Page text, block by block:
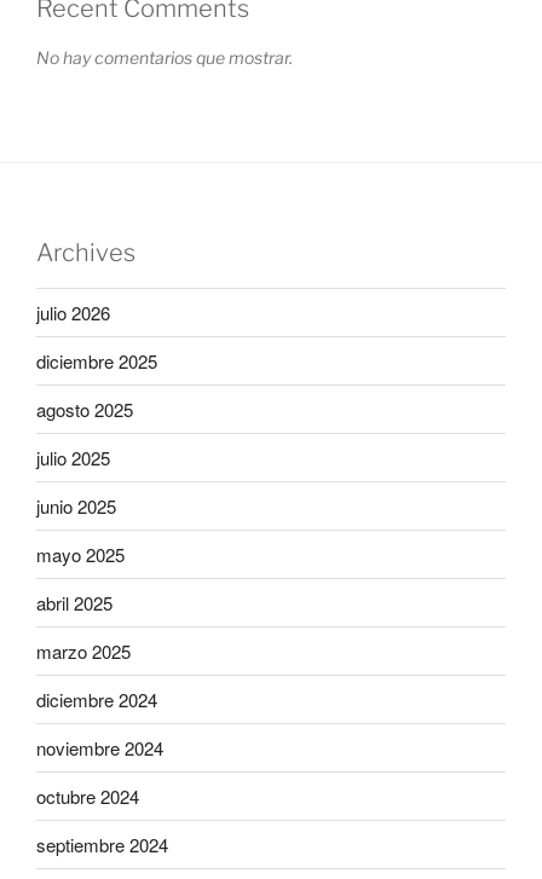
Recent Comments
No hay comentarios que mostrar.
Archives
julio 2026
diciembre 2025
agosto 2025
julio 2025
junio 2025
mayo 2025
abril 2025
marzo 2025
diciembre 2024
noviembre 2024
octubre 2024
septiembre 2024